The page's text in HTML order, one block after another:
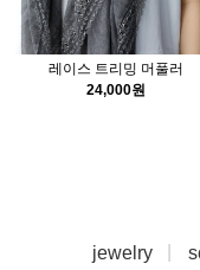
레이스 트리밍 머풀러
24,000원
jewelry